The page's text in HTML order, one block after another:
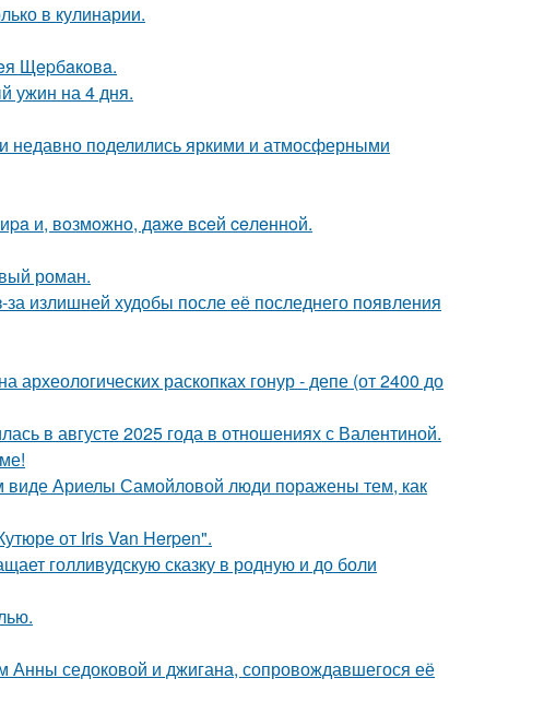
в кулинарии.
Щepбaкoвa.
ужин на 4 дня.
недавно поделились яркими и атмосферными
и, вoзмoжнo, дaжe вceй ceлeннoй.
роман.
излишней худобы после её последнего появления
раскопках гонур - депе (от 2400 до
в августе 2025 года в отношениях с Валентиной.
виде Ариелы Самойловой люди поражены тем, как
от Iris Van Herpen".
голливудскую сказку в родную и до боли
Анны седоковой и джигана, сопровождавшегося её